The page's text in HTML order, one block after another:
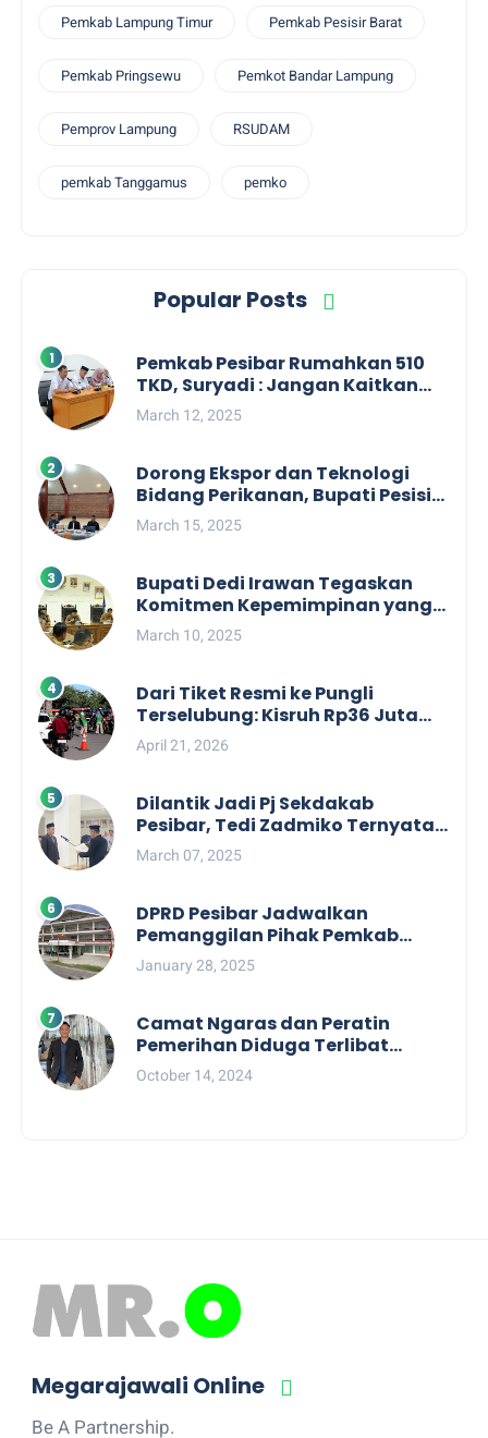
Pemkab Lampung Timur Pemkab Pesisir Barat
Pemkab Pringsewu Pemkot Bandar Lampung
Pemprov Lampung RSUDAM
pemkab Tanggamus pemko
Popular Posts
Pemkab Pesibar Rumahkan 510
TKD, Suryadi : Jangan Kaitkan
Dengan Kepentingan Politik
March 12, 2025
Dorong Ekspor dan Teknologi
Bidang Perikanan, Bupati Pesisir
Barat Audiensi Terkait Sister City
March 15, 2025
Bupati Dedi Irawan Tegaskan
Komitmen Kepemimpinan yang
Berpihak kepada Masyarakat
dalam Rapat Koordinasi OPD
March 10, 2025
Dari Tiket Resmi ke Pungli
Terselubung: Kisruh Rp36 Juta
Pengelolaan Tiket Pantai
Labuhan Jukung
April 21, 2026
Dilantik Jadi Pj Sekdakab
Pesibar, Tedi Zadmiko Ternyata
Punya Rekam Jejak Gemilang
March 07, 2025
DPRD Pesibar Jadwalkan
Pemanggilan Pihak Pemkab
Terkait Nasib dan Status TKD di
Tahun 2025
January 28, 2025
Camat Ngaras dan Peratin
Pemerihan Diduga Terlibat
Politik Praktis, Mahasiswa
Pesibar Desak Bawaslu
October 14, 2024
Megarajawali Online
Be A Partnership.